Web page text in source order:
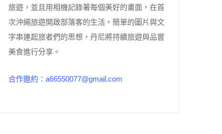
旅遊，並且用相機記錄著每個美好的畫面，在首
次沖繩旅遊開啟部落客的生活，簡單的圖片與文
字串連起旅者們的思想，丹尼將持續旅遊與品嘗
美食進行分享。
合作邀約：a66550077@gmail.com